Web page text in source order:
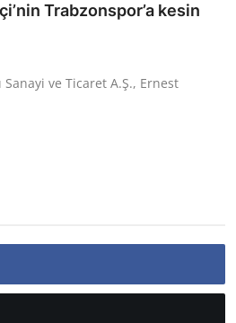
Trabzonspor’a kesin
Sanayi ve Ticaret A.Ş., Ernest